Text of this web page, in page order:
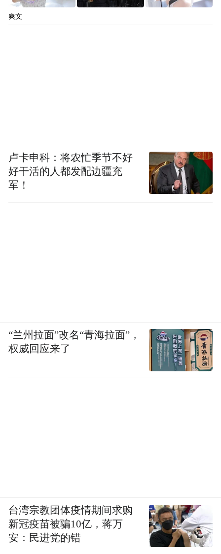
爽文
卢卡申科：将农忙季节不好
好干活的人都发配边疆充
军！
“兰州拉面”改名“青海拉面”，
权威回应来了
台湾宗教团体疫情期间求购
新冠疫苗被骗10亿，蒋万
安：民进党的错